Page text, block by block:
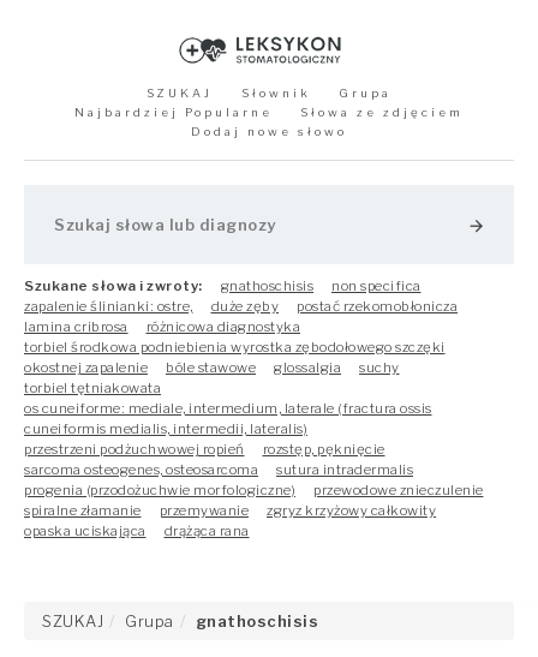
SZUKAJ Słownik
Grupa
Najbardziej Popularne
Słowa ze zdjęciem
Dodaj nowe słowo
arrow_forward
Szukane słowa i zwroty: gnathoschisis
non specifica
zapalenie ślinianki: ostre,
duże zęby
postać rzekomobłonicza
lamina cribrosa
różnicowa diagnostyka
torbiel środkowa podniebienia wyrostka zębodołowego szczęki
okostnej zapalenie
bóle stawowe glossalgia
suchy
torbiel tętniakowata
os cuneiforme: mediale, intermedium, laterale (fractura ossis
cuneiformis medialis, intermedii, lateralis)
przestrzeni podżuchwowej ropień
rozstęp, pęknięcie
sarcoma osteogenes, osteosarcoma
sutura intradermalis
progenia (przodożuchwie morfologiczne)
przewodowe znieczulenie
spiralne złamanie
przemywanie
zgryz krzyżowy całkowity
opaska uciskająca
drążąca rana
SZUKAJ Grupa gnathoschisis